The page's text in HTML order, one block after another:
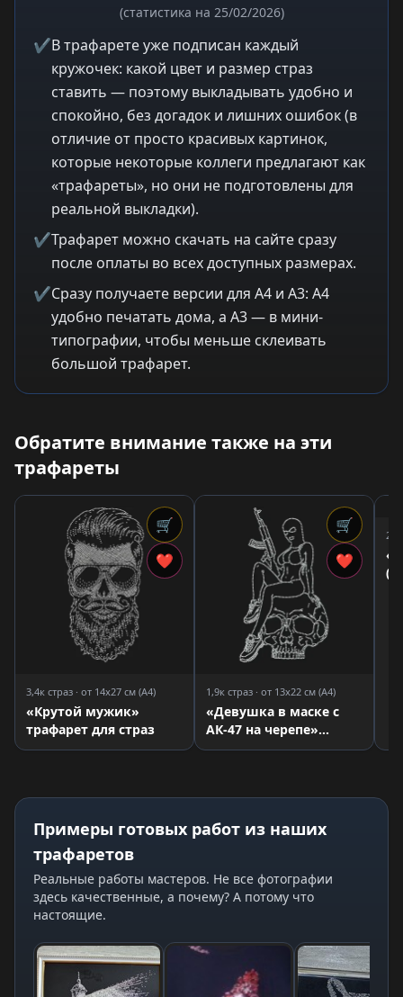
(статистика на 25/02/2026)
✔В трафарете уже подписан каждый
кружочек: какой цвет и размер страз
ставить — поэтому выкладывать удобно и
спокойно, без догадок и лишних ошибок (в
отличие от просто красивых картинок,
которые некоторые коллеги предлагают как
«трафареты», но они не подготовлены для
реальной выкладки).
✔Трафарет можно скачать на сайте сразу
после оплаты во всех доступных размерах.
✔Сразу получаете версии для A4 и A3: A4
удобно печатать дома, а A3 — в мини-
типографии, чтобы меньше склеивать
большой трафарет.
Обратите внимание также на эти
трафареты
🛒
❤
3,4к страз · от 14x27 см (A4)
«Крутой мужик»
трафарет для страз
🛒
❤
1,9к страз · от 13x22 см (A4)
«Девушка в маске с
АК-47 на черепе»
трафарет для страз
Примеры готовых работ из наших
трафаретов
Реальные работы мастеров. Не все фотографии
здесь качественные, а почему? А потому что
настоящие.